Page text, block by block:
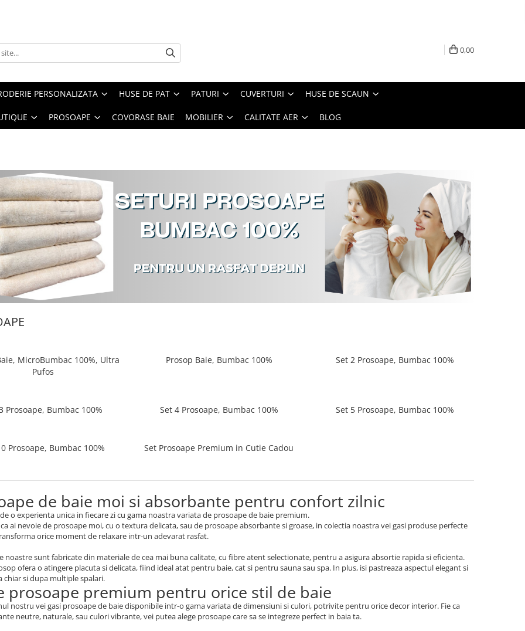
0,00
PERSONALIZATA HUSE DE PAT PATURI CUVERTURI HUSE DE SCAUN
PROSOAPE COVORASE BAIE MOBILIER CALITATE AER BLOG
MicroBumbac 100%, Ultra
Pufos
Prosop Baie, Bumbac 100% Set 2 Prosoape, Bumbac 100%
Prosoape, Bumbac 100% Set 4 Prosoape, Bumbac 100% Set 5 Prosoape, Bumbac 100%
Prosoape, Bumbac 100% Set Prosoape Premium in Cutie Cadou
de baie moi si absorbante pentru confort zilnic
o experienta unica in fiecare zi cu gama noastra variata de prosoape de baie premium.
ai nevoie de prosoape moi, cu o textura delicata, sau de prosoape absorbante si groase, in colectia noastra vei gasi produse perfecte
orice moment de relaxare intr-un adevarat rasfat.
noastre sunt fabricate din materiale de cea mai buna calitate, cu fibre atent selectionate, pentru a asigura absortie rapida si eficienta.
ofera o atingere placuta si delicata, fiind ideal atat pentru baie, cat si pentru sauna sau spa. In plus, isi pastreaza aspectul elegant si
chiar si dupa multiple spalari.
prosoape premium pentru orice stil de baie
nostru vei gasi prosoape de baie disponibile intr-o gama variata de dimensiuni si culori, potrivite pentru orice decor interior. Fie ca
neutre, naturale, sau culori vibrante, vei putea alege prosoape care sa se integreze perfect in baia ta.